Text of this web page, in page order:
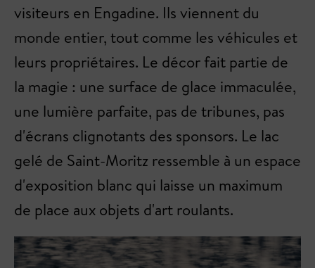
visiteurs en Engadine. Ils viennent du
monde entier, tout comme les véhicules et
leurs propriétaires. Le décor fait partie de
la magie : une surface de glace immaculée,
une lumière parfaite, pas de tribunes, pas
d'écrans clignotants des sponsors. Le lac
gelé de Saint-Moritz ressemble à un espace
d'exposition blanc qui laisse un maximum
de place aux objets d'art roulants.